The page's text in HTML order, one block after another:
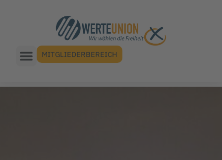
MITGLIEDERBEREICH